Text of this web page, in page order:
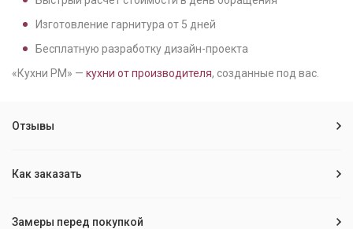
Изготовление гарнитура от 5 дней
Бесплатную разработку дизайн-проекта
«Кухни РМ» — кухни от производителя, созданные под вас.
Отзывы
Как заказать
Замеры перед покупкой